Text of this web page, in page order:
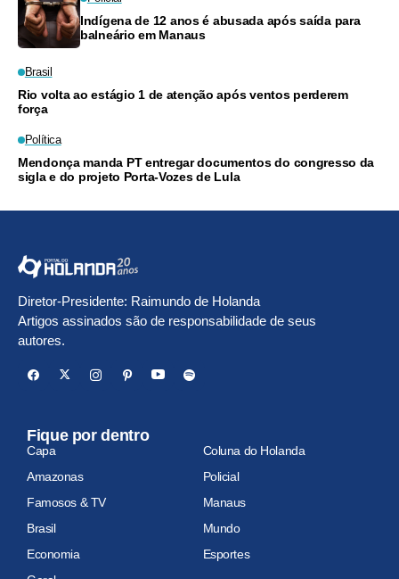
Indígena de 12 anos é abusada após saída para
balneário em Manaus
Brasil
Rio volta ao estágio 1 de atenção após ventos perderem
força
Política
Mendonça manda PT entregar documentos do congresso da
sigla e do projeto Porta-Vozes de Lula
Diretor-Presidente: Raimundo de Holanda
Artigos assinados são de responsabilidade de seus
autores.
Fique por dentro
Capa
Coluna do Holanda
Amazonas
Policial
Famosos & TV
Manaus
Brasil
Mundo
Economia
Esportes